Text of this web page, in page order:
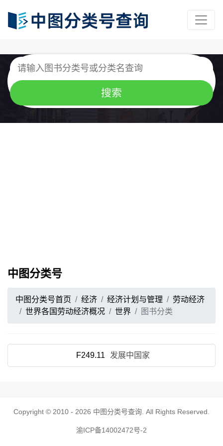
中图分类号
中图分类号首页 经济 经济计划与管理
劳动经济
世界各国劳动经济概况
世界 图书分类
F249.11 发展中国家
Copyright © 2010 - 2026 中图分类号查询 . All Rights Reserved.
渝ICP备14002472号-2